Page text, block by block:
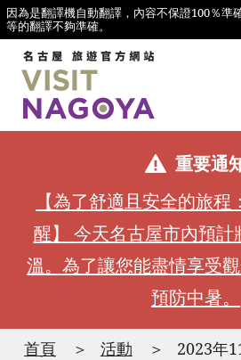
因為是翻譯機自動翻譯，內容不保證100％準
等的翻譯不夠準確。
重要通
【為了舒適且安全的旅
醒】 今天名古屋市內預計
溫。為了讓您能盡情享受
預防中暑。
首頁 活動 2023年